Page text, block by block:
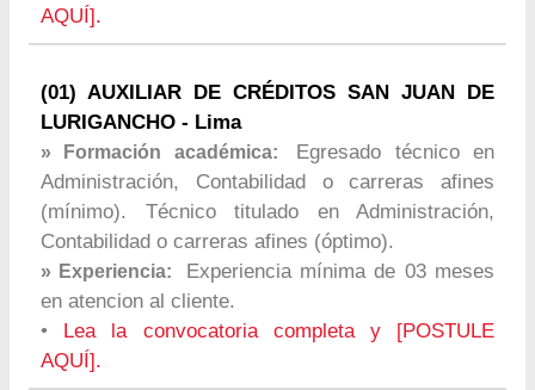
AQUÍ].
(01) AUXILIAR DE CRÉDITOS SAN JUAN DE
LURIGANCHO - Lima
» Formación académica:
Egresado técnico en
Administración, Contabilidad o carreras afines
(mínimo). Técnico titulado en Administración,
Contabilidad o carreras afines (óptimo).
» Experiencia:
Experiencia mínima de 03 meses
en atencion al cliente.
•
Lea la convocatoria completa y [POSTULE
AQUÍ].